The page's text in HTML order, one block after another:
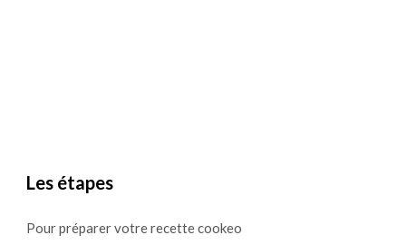
Les étapes
Pour préparer votre recette cookeo